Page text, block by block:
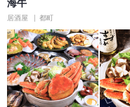
居酒屋 都町